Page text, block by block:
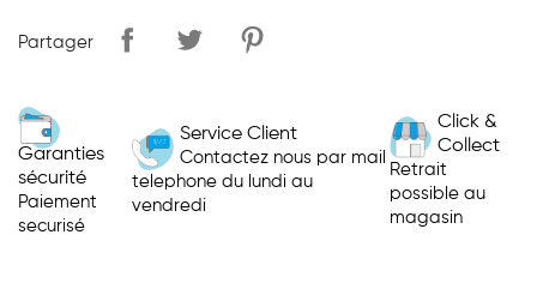
Partager
Garanties
sécurité
Paiement
securisé
Service Client
Contactez nous par mail
telephone du lundi au
vendredi
Click &
Collect
Retrait
possible au
magasin